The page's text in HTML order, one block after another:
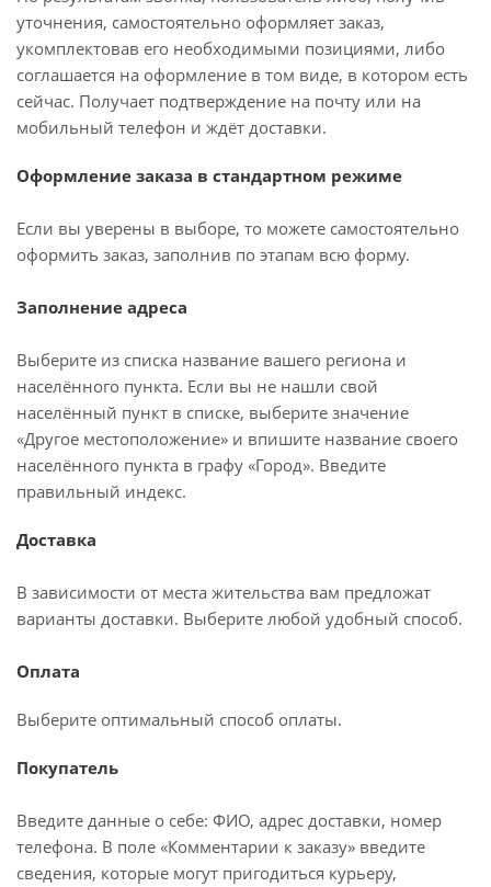
уточнения, самостоятельно оформляет заказ,
укомплектовав его необходимыми позициями, либо
соглашается на оформление в том виде, в котором есть
сейчас. Получает подтверждение на почту или на
мобильный телефон и ждёт доставки.
Оформление заказа в стандартном режиме
Если вы уверены в выборе, то можете самостоятельно
оформить заказ, заполнив по этапам всю форму.
Заполнение адреса
Выберите из списка название вашего региона и
населённого пункта. Если вы не нашли свой
населённый пункт в списке, выберите значение
«Другое местоположение» и впишите название своего
населённого пункта в графу «Город». Введите
правильный индекс.
Доставка
В зависимости от места жительства вам предложат
варианты доставки. Выберите любой удобный способ.
Оплата
Выберите оптимальный способ оплаты.
Покупатель
Введите данные о себе: ФИО, адрес доставки, номер
телефона. В поле «Комментарии к заказу» введите
сведения, которые могут пригодиться курьеру,